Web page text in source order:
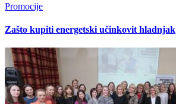
Promocije
Zašto kupiti energetski učinkovit hladnjak